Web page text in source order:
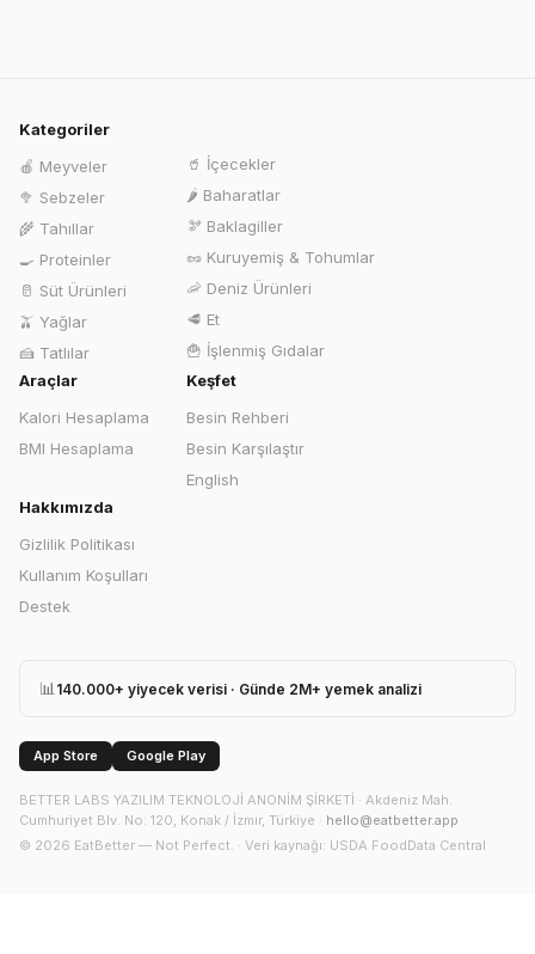
Kategoriler
🍎 Meyveler
🥦 Sebzeler
🌾 Tahıllar
🍳 Proteinler
🥛 Süt Ürünleri
🫒 Yağlar
🍰 Tatlılar
🥤 İçecekler
🌶️ Baharatlar
🫘 Baklagiller
🥜 Kuruyemiş & Tohumlar
🦐 Deniz Ürünleri
🥩 Et
🍟 İşlenmiş Gıdalar
Araçlar
Kalori Hesaplama
BMI Hesaplama
Keşfet
Besin Rehberi
Besin Karşılaştır
English
Hakkımızda
Gizlilik Politikası
Kullanım Koşulları
Destek
📊 140.000+ yiyecek verisi · Günde 2M+ yemek analizi
App Store Google Play
BETTER LABS YAZILIM TEKNOLOJİ ANONİM ŞİRKETİ · Akdeniz Mah.
Cumhuriyet Blv. No: 120, Konak / İzmir, Türkiye · hello@eatbetter.app
© 2026 EatBetter — Not Perfect. · Veri kaynağı: USDA FoodData Central